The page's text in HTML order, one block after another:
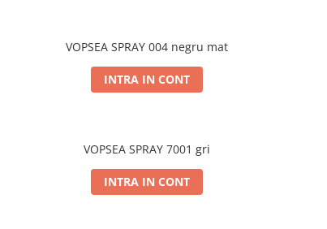
VOPSEA SPRAY 004 negru mat
INTRA IN CONT
VOPSEA SPRAY 7001 gri
INTRA IN CONT